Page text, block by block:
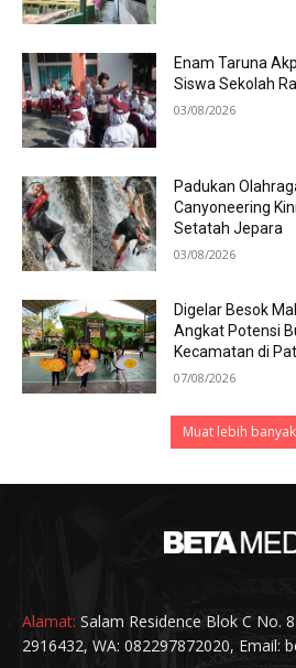
Enam Taruna
Siswa Sekolah
03/08/2026
Padukan
Canyoneering
Setatah Jepara
03/08/2026
Digelar Besok
Angkat Potensi
Kecamatan di
07/08/2026
Muat lebih banyak
Alamat: Salam Residence Blok C No.
2916432, WA: 082297872020, Email: